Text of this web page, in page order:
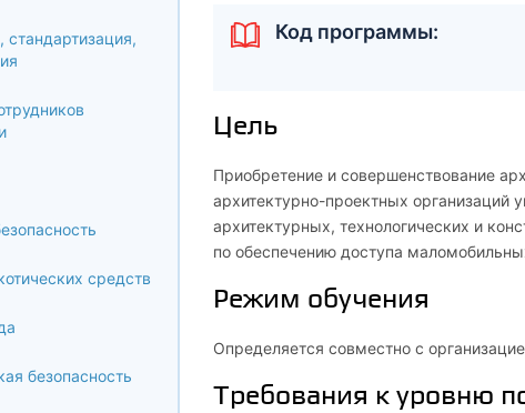
стандартизация,
средств
безопасность
Код программы:
Цель
Приобретение и совершенствование
архитектурно-проектных организаций
архитектурных, технологических и
по обеспечению доступа
Режим обучения
Определяется совместно с
Требования к уровню